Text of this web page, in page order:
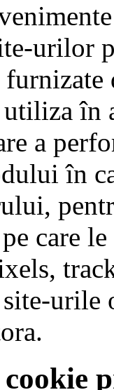
urilor
în
a
în
care
urile